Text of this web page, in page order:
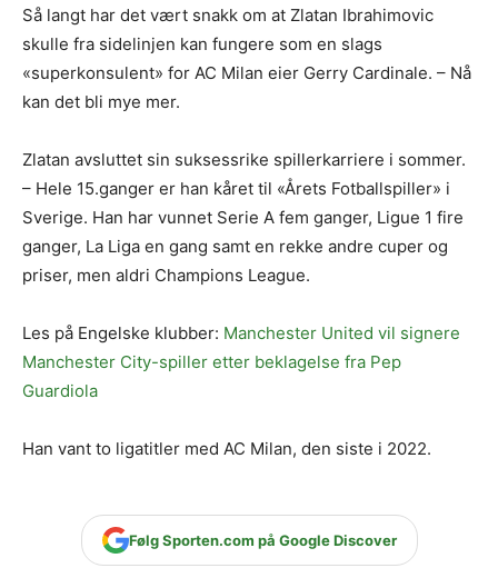
Så langt har det vært snakk om at Zlatan Ibrahimovic
skulle fra sidelinjen kan fungere som en slags
«superkonsulent» for AC Milan eier Gerry Cardinale. – Nå
kan det bli mye mer.
Zlatan avsluttet sin suksessrike spillerkarriere i sommer.
– Hele 15.ganger er han kåret til «Årets Fotballspiller» i
Sverige. Han har vunnet Serie A fem ganger, Ligue 1 fire
ganger, La Liga en gang samt en rekke andre cuper og
priser, men aldri Champions League.
Les på Engelske klubber: Manchester United vil signere
Manchester City-spiller etter beklagelse fra Pep
Guardiola
Han vant to ligatitler med AC Milan, den siste i 2022.
Følg Sporten.com på Google Discover